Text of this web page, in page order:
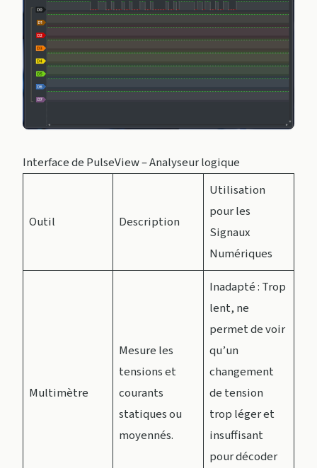
Interface de PulseView – Analyseur logique
Outil Description
Utilisation
pour les
Signaux
Numériques
Multimètre
Mesure les
tensions et
courants
statiques ou
moyennés.
Inadapté : Trop
lent, ne
permet de voir
qu’un
changement
de tension
trop léger et
insuffisant
pour décoder